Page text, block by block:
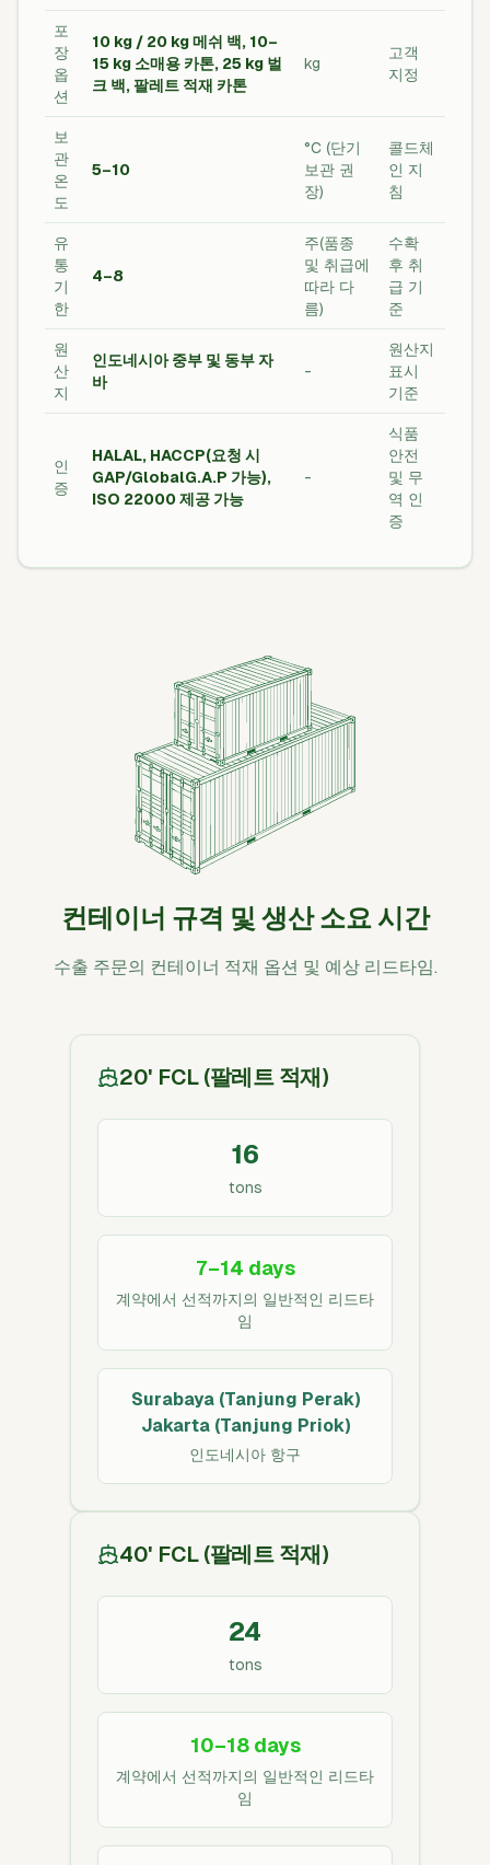
포
장
옵
션
10 kg / 20 kg 메쉬 백, 10–
15 kg 소매용 카톤, 25 kg 벌
크 백, 팔레트 적재 카톤
kg
고객
지정
보
관
온
도
5–10
°C (단기
보관 권
장)
콜드체
인 지
침
유
통
기
한
4–8
주(품종
및 취급에
따라 다
름)
수확
후 취
급 기
준
원
산
지
인도네시아 중부 및 동부 자
바
-
원산지
표시
기준
인
증
HALAL, HACCP(요청 시
GAP/GlobalG.A.P 가능),
ISO 22000 제공 가능
-
식품
안전
및 무
역 인
증
컨테이너 규격 및 생산 소요 시간
수출 주문의 컨테이너 적재 옵션 및 예상 리드타임.
20' FCL (팔레트 적재)
16
tons
7–14 days
계약에서 선적까지의 일반적인 리드타
임
Surabaya (Tanjung Perak)
Jakarta (Tanjung Priok)
인도네시아 항구
40' FCL (팔레트 적재)
24
tons
10–18 days
계약에서 선적까지의 일반적인 리드타
임